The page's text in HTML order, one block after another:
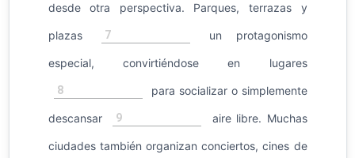
desde otra perspectiva. Parques, terrazas y
plazas 7 un protagonismo
especial, convirtiéndose en lugares
8 para socializar o simplemente
descansar 9 aire libre. Muchas
ciudades también organizan conciertos, cines de